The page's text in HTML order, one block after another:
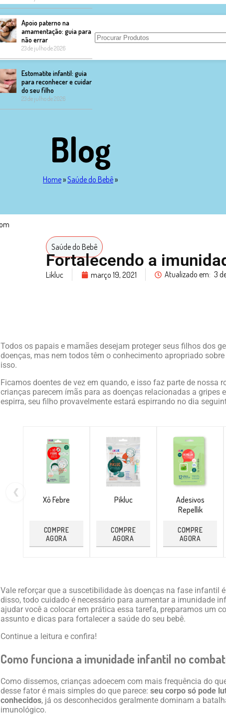
Apoio paterno na
amamentação: guia para
não errar
23 de julho de 2026
Estomatite infantil: guia
para reconhecer e cuidar
do seu filho
23 de julho de 2026
Blog
Home»Saúde do Bebê»
Saúde do Bebê
Fortalecendo a
Likluc março 19, 2021 Atualizado em: 3
Todos os papais e mamães desejam proteger seus filhos dos
doenças, mas nem todos têm o conhecimento apropriado
isso.
Ficamos doentes de vez em quando, e isso faz parte de nossa
crianças parecem ímãs para as doenças relacionadas a gripes
espirra, seu filho provavelmente estará espirrando no dia
❮
Xô Febre
COMPRE
AGORA
Pikluc
COMPRE
AGORA
Adesivos
Repellik
COMPRE
AGORA
Vale reforçar que a suscetibilidade às doenças na fase infantil
disso, todo cuidado é necessário para aumentar a imunidade
ajudar você a colocar em prática essa tarefa, preparamos um
assunto e dicas para fortalecer a saúde do seu bebê.
Continue a leitura e confira!
Como funciona a imunidade infantil no
Como dissemos, crianças adoecem com mais frequência do
desse fator é mais simples do que parece: seu corpo só pode
conhecidos, já os desconhecidos geralmente dominam a
imunológico.